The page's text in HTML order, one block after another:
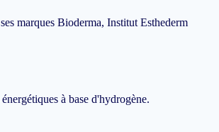
marques Bioderma, Institut Esthederm
à base d'hydrogène.